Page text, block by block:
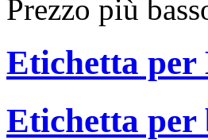
Prezzo più
Etichetta per
Etichetta